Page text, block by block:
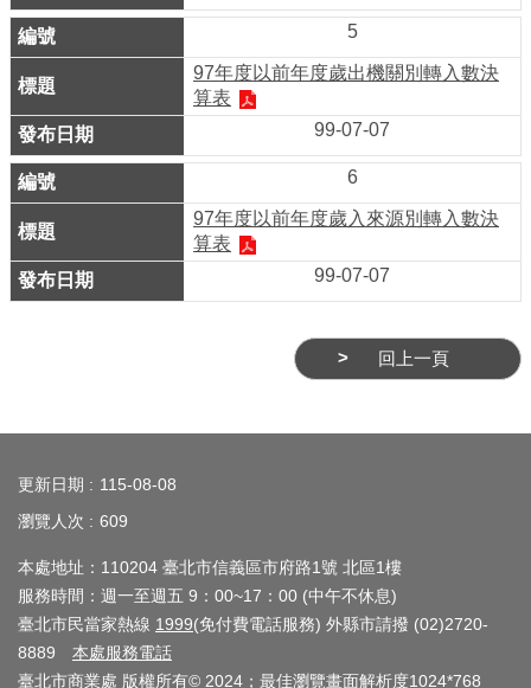
商
業
登
服
務
業
管
理
與
輔
商
圈
廊
5
97年度以前年度歲出機關別轉入數決
算表
99-07-07
6
97年度以前年度歲入來源別轉入數決
算表
99-07-07
回上一頁
更新日期
115-08-08
瀏覽人次
609
本處地址：110204 臺北市信義區市府路1號 北區1樓
服務時間：週一至週五 9：00~17：00 (中午不休息)
臺北市民當家熱線 1999(免付費電話服務) 外縣市請撥 (02)2720-
8889 本處服務電話
臺北市商業處 版權所有© 2024；最佳瀏覽畫面解析度1024*768